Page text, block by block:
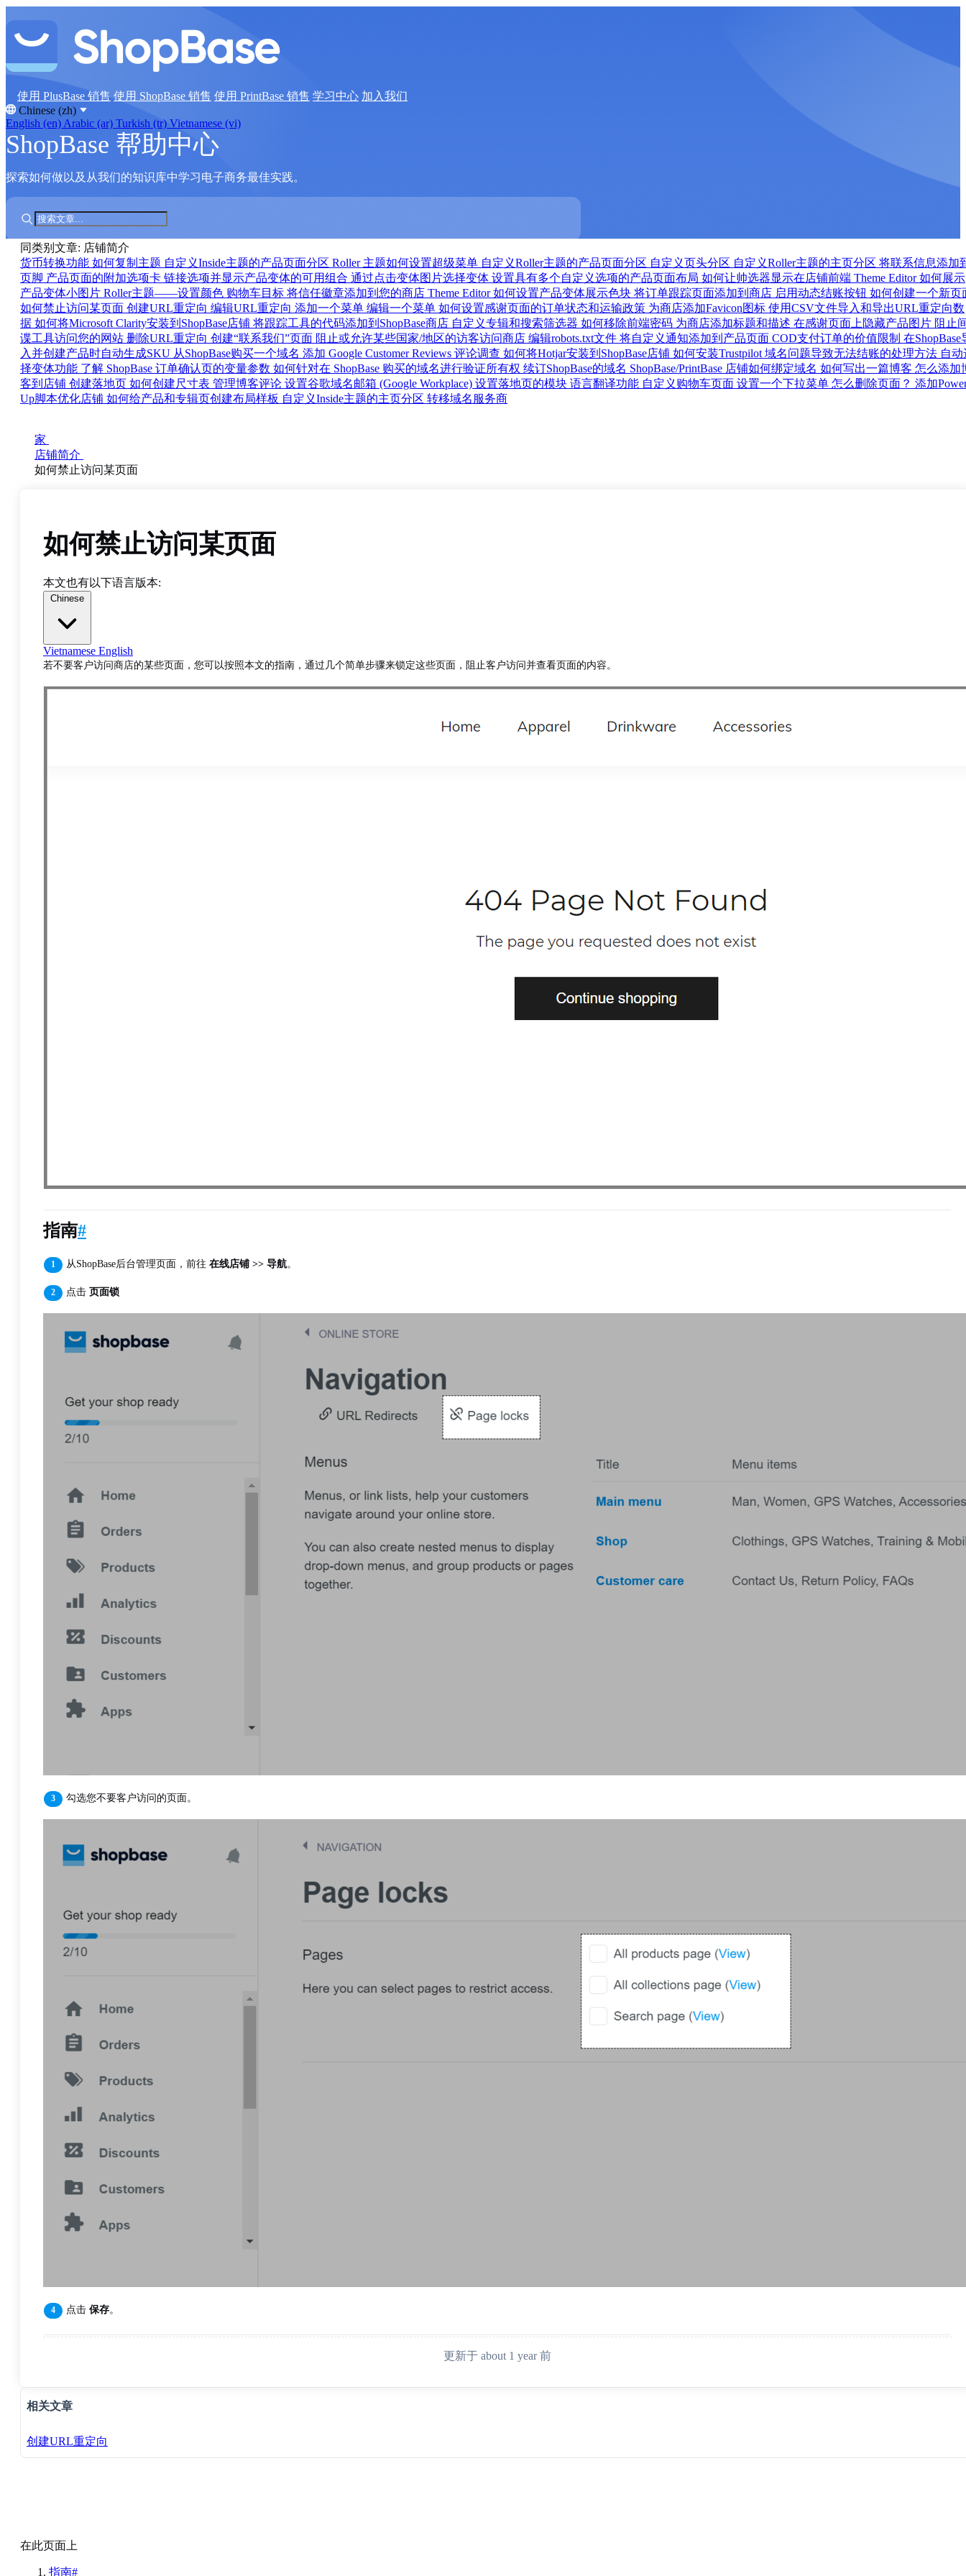
使用 PlusBase 销售 使用 ShopBase 销售 使用 PrintBase 销售 学习中心 加入我们
Chinese (zh)
English (en) Arabic (ar) Turkish (tr) Vietnamese (vi)
ShopBase 帮助中心
探索如何做以及从我们的知识库中学习电子商务最佳实践。
同类别文章: 店铺简介
货币转换功能 如何复制主题 自定义Inside主题的产品页面分区 Roller 主题如何设置超级菜单 自定义Roller主题的产品页面分区 自定义页头分区 自定义Roller主题的主页分区 将联系信息添加
页脚 产品页面的附加选项卡 链接选项并显示产品变体的可用组合 通过点击变体图片选择变体 设置具有多个自定义选项的产品页面布局 如何让帅选器显示在店铺前端 Theme Editor 如何展示
产品变体小图片 Roller主题——设置颜色 购物车目标 将信任徽章添加到您的商店 Theme Editor 如何设置产品变体展示色块 将订单跟踪页面添加到商店 启用动态结账按钮 如何创建一个新页
如何禁止访问某页面 创建URL重定向 编辑URL重定向 添加一个菜单 编辑一个菜单 如何设置感谢页面的订单状态和运输政策 为商店添加Favicon图标 使用CSV文件导入和导出URL重定向数
据 如何将Microsoft Clarity安装到ShopBase店铺 将跟踪工具的代码添加到ShopBase商店 自定义专辑和搜索筛选器 如何移除前端密码 为商店添加标题和描述 在感谢页面上隐藏产品图片 阻止
谍工具访问您的网站 删除URL重定向 创建“联系我们”页面 阻止或允许某些国家/地区的访客访问商店 编辑robots.txt文件 将自定义通知添加到产品页面 COD支付订单的价值限制 在ShopBase
入并创建产品时自动生成SKU 从ShopBase购买一个域名 添加 Google Customer Reviews 评论调查 如何将Hotjar安装到ShopBase店铺 如何安装Trustpilot 域名问题导致无法结账的处理方法 自动
择变体功能 了解 ShopBase 订单确认页的变量参数 如何针对在 ShopBase 购买的域名进行验证所有权 续订ShopBase的域名 ShopBase/PrintBase 店铺如何绑定域名 如何写出一篇博客 怎么添加
客到店铺 创建落地页 如何创建尺寸表 管理博客评论 设置谷歌域名邮箱 (Google Workplace) 设置落地页的模块 语言翻译功能 自定义购物车页面 设置一个下拉菜单 怎么删除页面？ 添加
Up脚本优化店铺 如何给产品和专辑页创建布局样板 自定义Inside主题的主页分区 转移域名服务商
家
店铺简介
如何禁止访问某页面
如何禁止访问某页面
本文也有以下语言版本:
Chinese
Vietnamese English
若不要客户访问商店的某些页面，您可以按照本文的指南，通过几个简单步骤来锁定这些页面，阻止客户访问并查看页面的内容。
指南#
从ShopBase后台管理页面，前往 在线店铺 >> 导航。
点击 页面锁
勾选您不要客户访问的页面。
点击 保存。
更新于 about 1 year 前
相关文章
创建URL重定向
在此页面上
指南#